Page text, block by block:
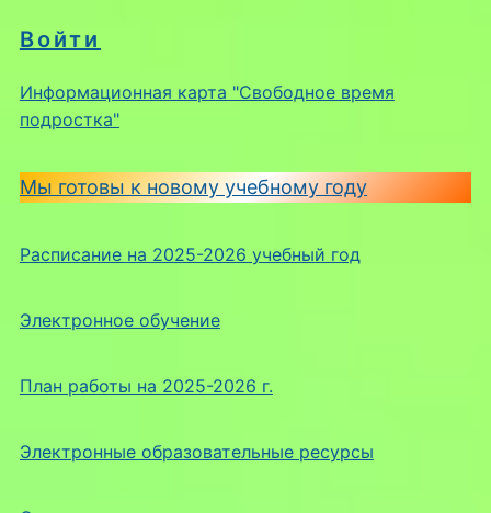
Войти
Информационная карта "Свободное время
подростка"
Мы готовы к новому учебному году
Расписание на 2025-2026 учебный год
Электронное обучение
План работы на 2025-2026 г.
Электронные образовательные ресурсы